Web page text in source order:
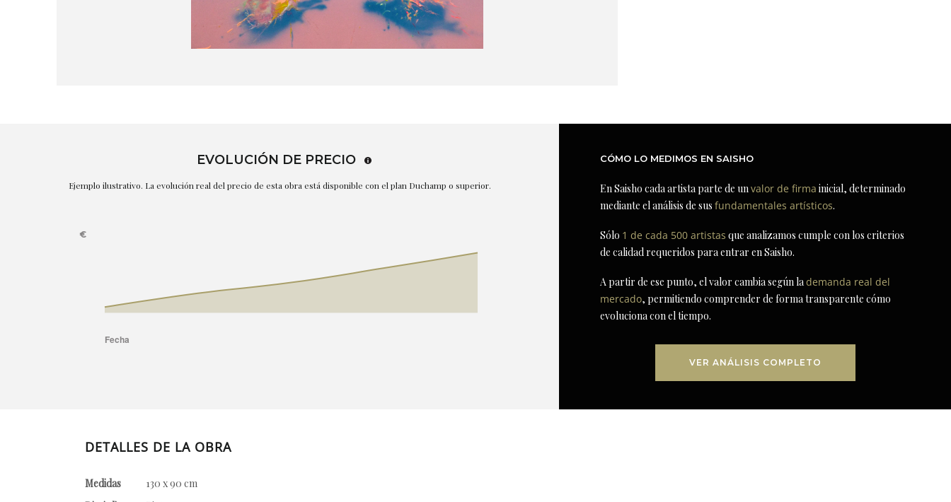
EVOLUCIÓN DE PRECIO
Ejemplo ilustrativo. La evolución real del precio de esta obra está disponible con el plan Duchamp o superior.
CÓMO LO MEDIMOS EN SAISHO
En Saisho cada artista parte de unvalor de firma inicial, determinado
mediante el análisis de susfundamentales artísticos.
Sólo 1 de cada 500 artistas que analizamos cumple con los criterios
de calidad requeridos para entrar en Saisho.
A partir de ese punto, el valor cambia según lademanda real del
mercado, permitiendo comprender de forma transparente cómo
evoluciona con el tiempo.
VER ANÁLISIS COMPLETO
DETALLES DE LA OBRA
Medidas
130 x 90 cm